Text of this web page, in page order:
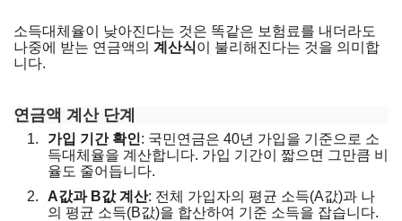
소득대체율이 낮아진다는 것은 똑같은 보험료를 내더라도
나중에 받는 연금액의 계산식이 불리해진다는 것을 의미합
니다.
연금액 계산 단계
가입 기간 확인: 국민연금은 40년 가입을 기준으로 소
득대체율을 계산합니다. 가입 기간이 짧으면 그만큼 비
율도 줄어듭니다.
A값과 B값 계산: 전체 가입자의 평균 소득(A값)과 나
의 평균 소득(B값)을 합산하여 기준 소득을 잡습니다.